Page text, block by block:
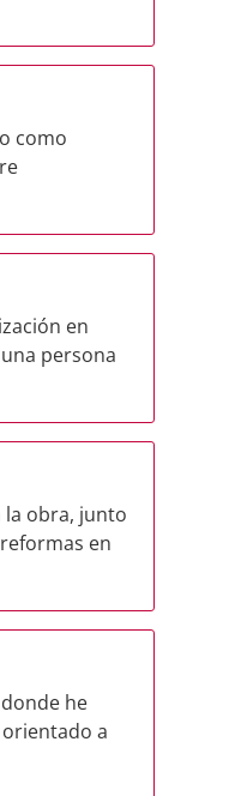
como
en
persona
la obra, junto
en
he
a